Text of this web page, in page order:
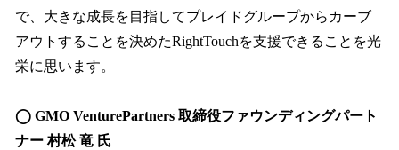
で、大きな成長を目指してプレイドグループからカーブ
アウトすることを決めたRightTouchを支援できることを光
栄に思います。
◯ GMO VenturePartners 取締役ファウンディングパート
ナー 村松 竜 氏